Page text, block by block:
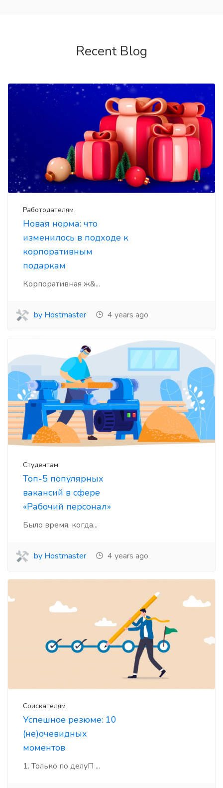
Recent Blog
Работодателям
Новая норма: что
изменилось в подходе к
корпоративным
подаркам
Корпоративная ж&...
by Hostmaster 4 years ago
Студентам
Топ-5 популярных
вакансий в сфере
«Рабочий персонал»
Было время, когда...
by Hostmaster 4 years ago
Соискателям
Успешное резюме: 10
(не)очевидных
моментов
1. Только по делуП ...